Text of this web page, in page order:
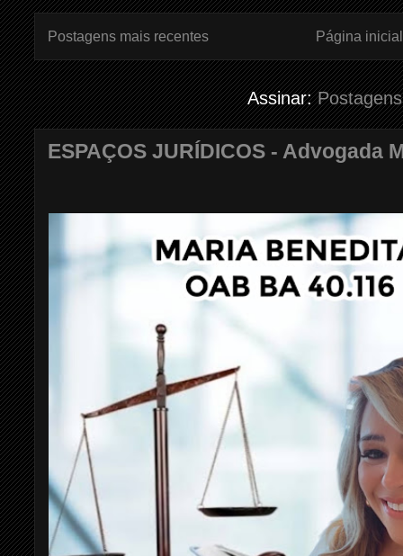
Postagens mais recentes Página inicial
Assinar:
ESPAÇOS JURÍDICOS - Advogada